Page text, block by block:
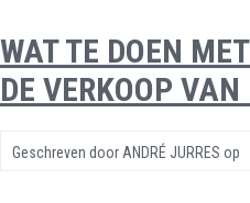
WAT TE DOEN
DE VERKOOP VAN
Geschreven door ANDRÉ JURRES op